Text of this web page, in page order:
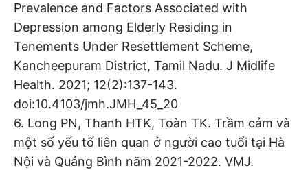
Prevalence and Factors Associated with
Depression among Elderly Residing in
Tenements Under Resettlement Scheme,
Kancheepuram District, Tamil Nadu. J Midlife
Health. 2021; 12(2):137-143.
doi:10.4103/jmh.JMH_45_20
6. Long PN, Thanh HTK, Toàn TK. Trầm cảm và
một số yếu tố liên quan ở người cao tuổi tại Hà
Nội và Quảng Bình năm 2021-2022. VMJ.